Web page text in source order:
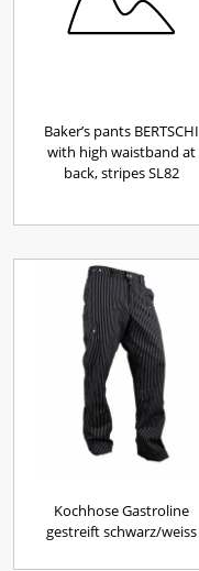
Baker’s pants BERTSCHI
with high waistband at
back, stripes SL82
Kochhose Gastroline
gestreift schwarz/weiss